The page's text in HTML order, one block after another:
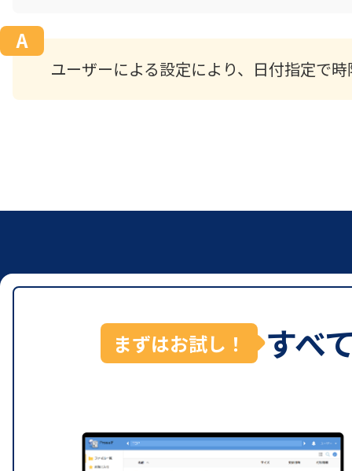
ユーザーによる設定により、日付指定で
まずはお試し！ すべ